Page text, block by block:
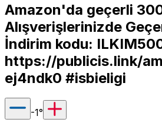
Amazon'da geçerli
Alışverişlerinizde
İndirim kodu:
https://publicis.link/
ej4ndk0 #isbieligi
-1°